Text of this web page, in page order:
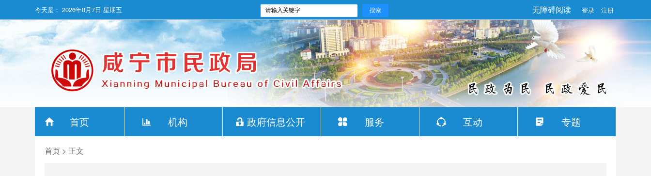
今天是： 2026年8月7日 星期五 无障碍阅读 登录 注册
首页 机构 政府信息公开 服务 互动 专题
首页 > 正文